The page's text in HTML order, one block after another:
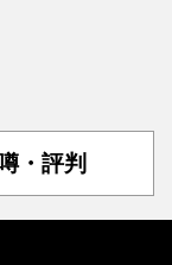
・評判